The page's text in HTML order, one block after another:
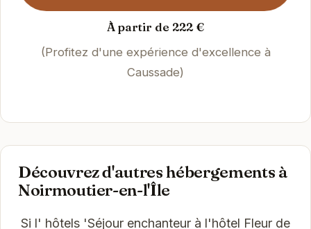
À partir de 222 €
(Profitez d'une expérience d'excellence à
Caussade)
Découvrez d'autres hébergements à
Noirmoutier-en-l'Île
Si l' hôtels 'Séjour enchanteur à l'hôtel Fleur de